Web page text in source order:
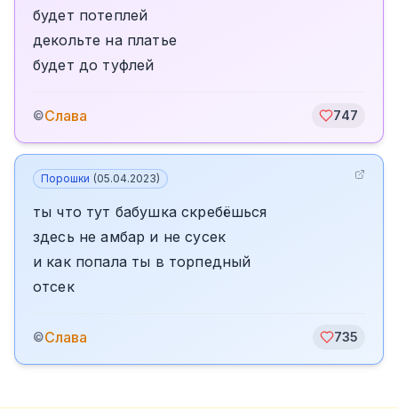
будет потеплей
декольте на платье
будет до туфлей
©Слава 747
Порошки (05.04.2023)
ты что тут бабушка скребёшься
здесь не амбар и не сусек
и как попала ты в торпедный
отсек
©Слава 735